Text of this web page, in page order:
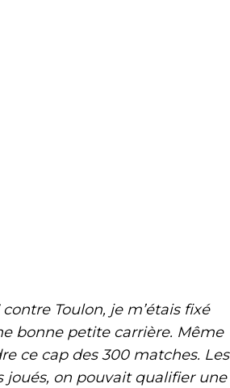
Toulon, je m’étais fixé
bonne petite carrière. Même
ce cap des 300 matches. Les
joués, on pouvait qualifier une